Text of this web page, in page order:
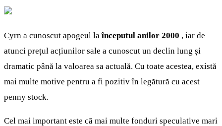
Cyrn a cunoscut apogeul laînceputul anilor 2000 , iar de
atunci prețul acțiunilor sale a cunoscut un declin lung și
dramatic până la valoarea sa actuală. Cu toate acestea, există
mai multe motive pentru a fi pozitiv în legătură cu acest
penny stock.
Cel mai important este că mai multe fonduri speculative mari